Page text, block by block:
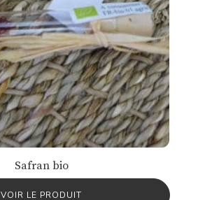
Safran bio
VOIR LE PRODUIT